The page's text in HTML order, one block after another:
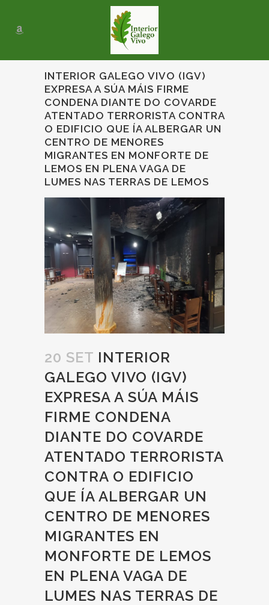
INTERIOR GALEGO VIVO (IGV)
EXPRESA A SÚA MÁIS FIRME
CONDENA DIANTE DO COVARDE
ATENTADO TERRORISTA CONTRA
O EDIFICIO QUE ÍA ALBERGAR UN
CENTRO DE MENORES
MIGRANTES EN MONFORTE DE
LEMOS EN PLENA VAGA DE
LUMES NAS TERRAS DE LEMOS
20 SET INTERIOR
GALEGO VIVO (IGV)
EXPRESA A SÚA MÁIS
FIRME CONDENA
DIANTE DO COVARDE
ATENTADO TERRORISTA
CONTRA O EDIFICIO
QUE ÍA ALBERGAR UN
CENTRO DE MENORES
MIGRANTES EN
MONFORTE DE LEMOS
EN PLENA VAGA DE
LUMES NAS TERRAS DE